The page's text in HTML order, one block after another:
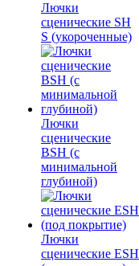
Лючки
сценические SH
S (укороченные)
Лючки
сценические
BSH (с
минимальной
глубиной)
Лючки
сценические ESH